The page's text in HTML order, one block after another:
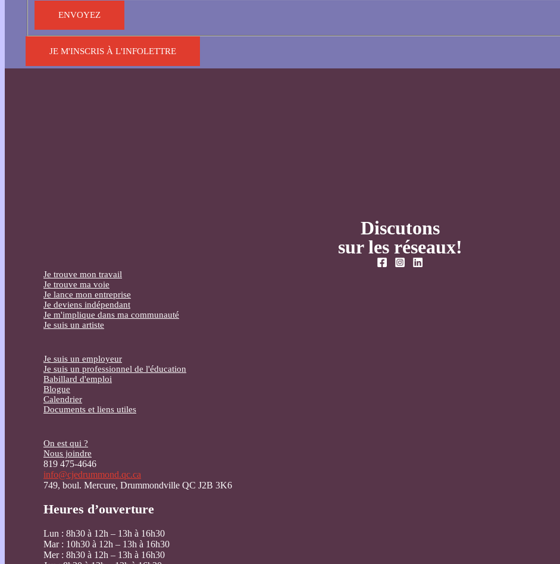
JE M'INSCRIS À L'INFOLETTRE
Discutons
sur les réseaux!
Je trouve mon travail
Je trouve ma voie
Je lance mon entreprise
Je deviens indépendant
Je m'implique dans ma communauté
Je suis un artiste
Je suis un employeur
Je suis un professionnel de l'éducation
Babillard d'emploi
Blogue
Calendrier
Documents et liens utiles
On est qui ?
Nous joindre
819 475-4646
info@cjedrummond.qc.ca
749, boul. Mercure, Drummondville QC J2B 3K6
Heures d’ouverture
Lun : 8h30 à 12h – 13h à 16h30
Mar : 10h30 à 12h – 13h à 16h30
Mer : 8h30 à 12h – 13h à 16h30